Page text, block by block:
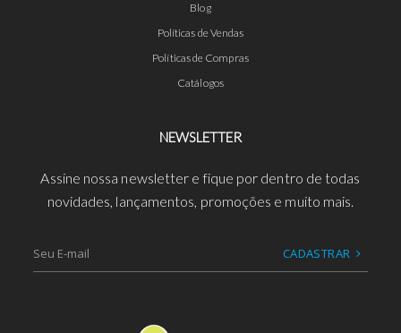
Blog
Políticas de Vendas
Políticas de Compras
Catálogos
NEWSLETTER
Assine nossa newsletter e fique por dentro de todas
novidades, lançamentos, promoções e muito mais.
CADASTRAR